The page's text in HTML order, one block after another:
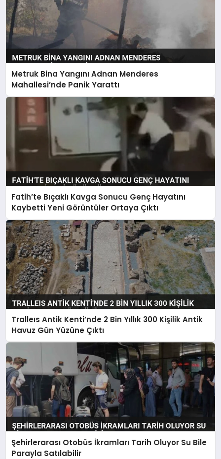
Metruk Bina Yangını Adnan Menderes
Mahallesi’nde Panik Yarattı
Fatih’te Bıçaklı Kavga Sonucu Genç Hayatını
Kaybetti Yeni Görüntüler Ortaya Çıktı
Tralleıs Antik Kenti’nde 2 Bin Yıllık 300 Kişilik Antik
Havuz Gün Yüzüne Çıktı
Şehirlerarası Otobüs İkramları Tarih Oluyor Su Bile
Parayla Satılabilir